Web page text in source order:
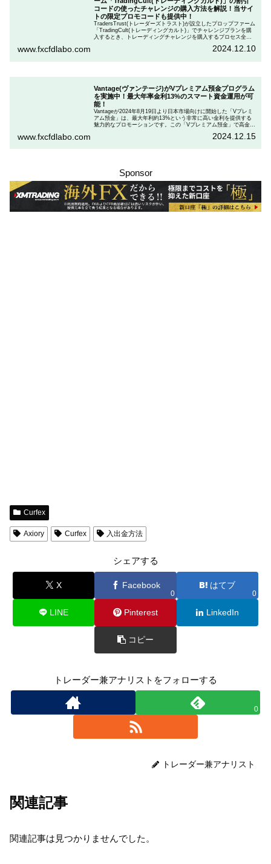
コードの使ったチャレンジの購入方法を解説！当サイ
トの限定プロモコードも提供中！
TradersTrust(トレーダーズトラスト)が設立したプロップファーム
「TradingCult(トレーディングカルト)」でチャレンジプランを購
入するとき、トレーディングチャレンジを購入するプロセス全体
ます。さらに、TradingCultがほぼ定期的に実施している割引コー
www.fxcfdlabo.com 2024.12.10
Vantage(ヴァンテージ)がVプレミアム預金プログラム
を実施中！最大年率金利13%のスマート資金運用が可
能！
Vantageが2024年8月19日より日本市場向けに開始した「Vプレミ
アム預金」は、最大年利約13%という非常に高い金利を提供する
魅力的なプロモーションです。この「Vプレミアム預金」で高金利
「Vプレミアム預金」を行いたい人は、この記事をしっかりと読ん
www.fxcfdlabo.com 2024.12.15
Sponsor
Curfex
Axiory Curfex 入出金方法
シェアする
X Facebook
0
はてブ
0
LINE Pinterest LinkedIn
コピー
トレーダー兼アナリストをフォローする
0
トレーダー兼アナリスト
関連記事
関連記事は見つかりませんでした。